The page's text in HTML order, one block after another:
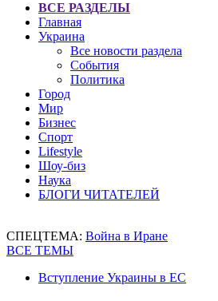
ВСЕ РАЗДЕЛЫ
Главная
Украина
Все новости раздела
События
Политика
Город
Мир
Бизнес
Спорт
Lifestyle
Шоу-биз
Наука
БЛОГИ ЧИТАТЕЛЕЙ
СПЕЦТЕМА: Война в Иране
ВСЕ ТЕМЫ
Вступление Украины в ЕС